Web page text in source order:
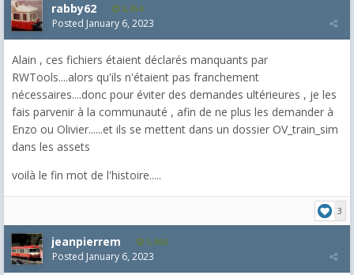
rabby62 8,454
Posted January 6, 2023
Alain , ces fichiers étaient déclarés manquants par
RWTools....alors qu'ils n'étaient pas franchement
nécessaires....donc pour éviter des demandes ultérieures , je les
fais parvenir à la communauté , afin de ne plus les demander à
Enzo ou Olivier......et ils se mettent dans un dossier OV_train_sim
dans les assets
voilà le fin mot de l'histoire.....
3
jeanpierrem 5,986
Posted January 6, 2023